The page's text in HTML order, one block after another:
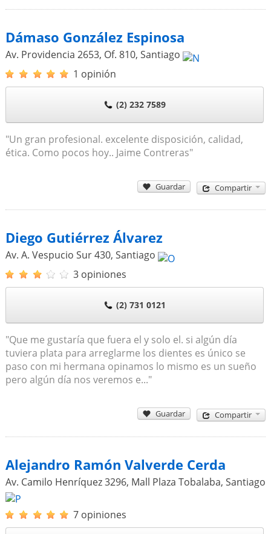
Dámaso González Espinosa
Av. Providencia 2653, Of. 810, Santiago
1 opinión
(2) 232 7589
"Un gran profesional. excelente disposición, calidad,
ética. Como pocos hoy.. Jaime Contreras"
Guardar Compartir
Diego Gutiérrez Álvarez
Av. A. Vespucio Sur 430, Santiago
3 opiniones
(2) 731 0121
"Que me gustaría que fuera el y solo el. si algún día
tuviera plata para arreglarme los dientes es único se
paso con mi hermana opinamos lo mismo es un sueño
pero algún día nos veremos e..."
Guardar Compartir
Alejandro Ramón Valverde Cerda
Av. Camilo Henríquez 3296, Mall Plaza Tobalaba, Santiago
7 opiniones